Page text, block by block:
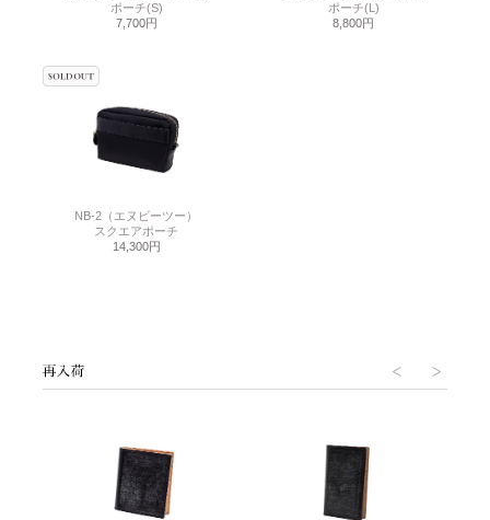
ポーチ(S)
7,700円
ポーチ(L)
8,800円
NB-2（エヌビーツー）
スクエアポーチ
14,300円